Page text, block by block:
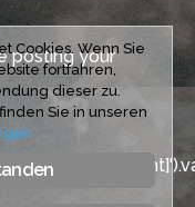
posting your
Cookies. Wenn Sie
fortfahren,
dieser zu.
Sie in unseren